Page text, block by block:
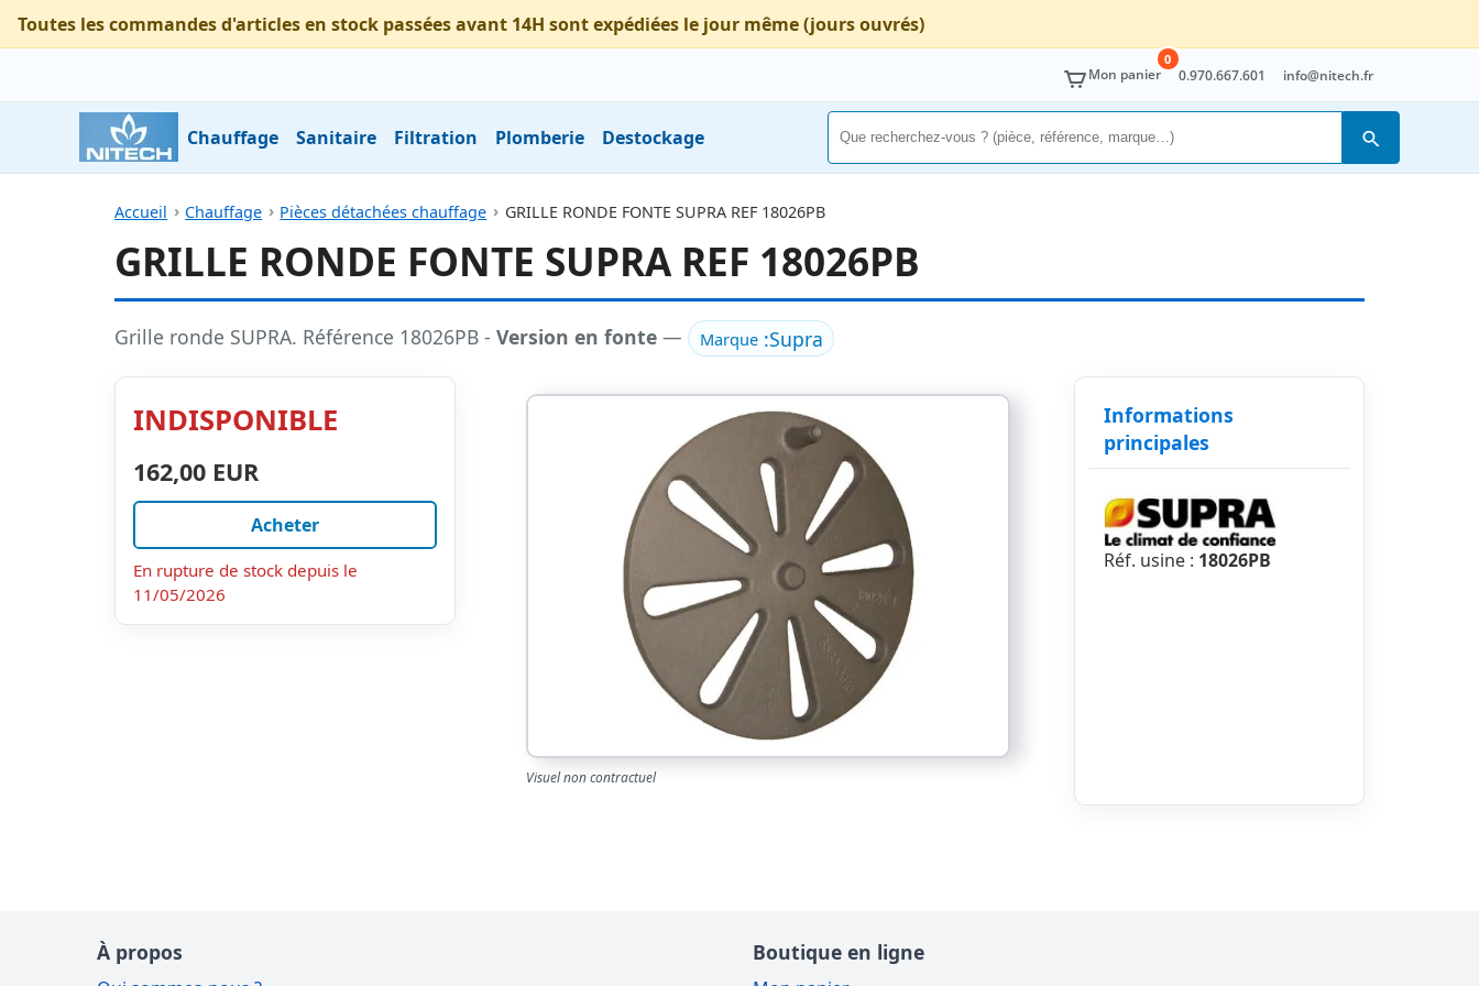
Toutes les commandes d'articles en stock passées avant 14H sont expédiées le jour même (jours ouvrés)
Mon panier
0
0.970.667.601 info@nitech.fr
Chauffage Sanitaire Filtration Plomberie Destockage
Rechercher
Accueil Chauffage Pièces détachées chauffage GRILLE RONDE FONTE SUPRA REF 18026PB
GRILLE RONDE FONTE SUPRA REF 18026PB
Grille ronde SUPRA. Référence 18026PB - Version en fonte — Marque:Supra
INDISPONIBLE
162,00 EUR
Acheter
En rupture de stock depuis le
11/05/2026
Visuel non contractuel
Informations
principales
Réf. usine : 18026PB
À propos Boutique en ligne